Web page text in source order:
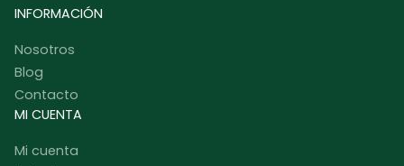
INFORMACIÓN
Nosotros
Blog
Contacto
MI CUENTA
Mi cuenta